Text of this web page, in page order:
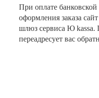
При оплате банковской
оформления заказа
шлюз сервиса Ю kassa.
переадресует вас